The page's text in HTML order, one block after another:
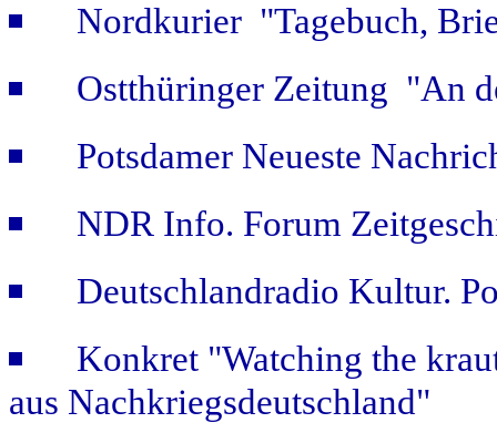
Nordkurier "Tagebuch,
Ostthüringer Zeitung "An
Potsdamer Neueste
NDR Info. Forum
Deutschlandradio Kultur.
Konkret "Watching the
aus Nachkriegsdeutschland"